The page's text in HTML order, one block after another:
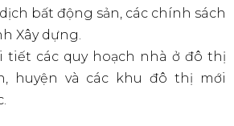
Xây dựng.
tiết các quy hoạch nhà ở đô thị
huyện và các khu đô thị mới